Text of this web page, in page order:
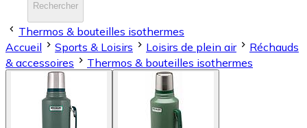
Rechercher
Thermos & bouteilles isothermes
Accueil
Sports & Loisirs Loisirs de plein air
Réchauds
& accessoires
Thermos & bouteilles isothermes